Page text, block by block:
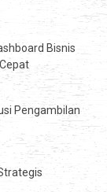
Bisnis
Pengambilan